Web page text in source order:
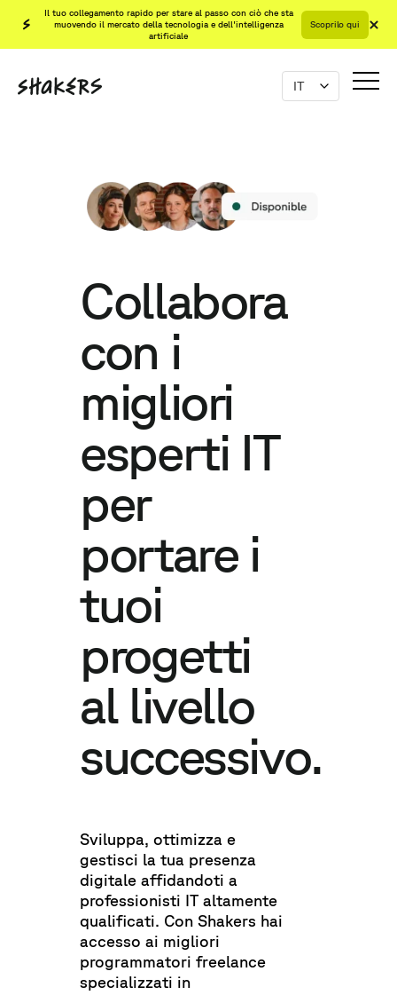
Il tuo collegamento rapido per stare al passo con ciò che sta
muovendo il mercato della tecnologia e dell'intelligenza
artificiale
Scoprilo qui
Collabora
con i
migliori
esperti IT
per
portare i
tuoi
progetti
al livello
successivo.
Sviluppa, ottimizza e
gestisci la tua presenza
digitale affidandoti a
professionisti IT altamente
qualificati. Con Shakers hai
accesso ai migliori
programmatori freelance
specializzati in